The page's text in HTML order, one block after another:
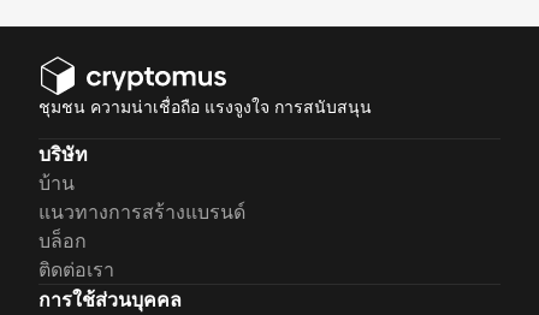
ชุมชน ความน่าเชื่อถือ แรงจูงใจ การสนับสนุน
บริษัท
บ้าน
แนวทางการสร้างแบรนด์
บล็อก
ติดต่อเรา
การใช้ส่วนบุคคล